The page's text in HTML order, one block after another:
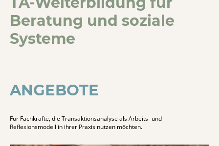
Beratung und soziale
Systeme
ANGEBOTE
Für Fachkräfte, die Transaktionsanalyse als Arbeits- und
Reflexionsmodell in ihrer Praxis nutzen möchten.